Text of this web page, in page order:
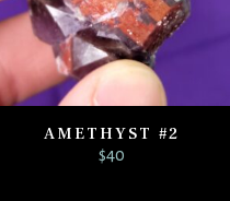
AMETHYST #2
$40